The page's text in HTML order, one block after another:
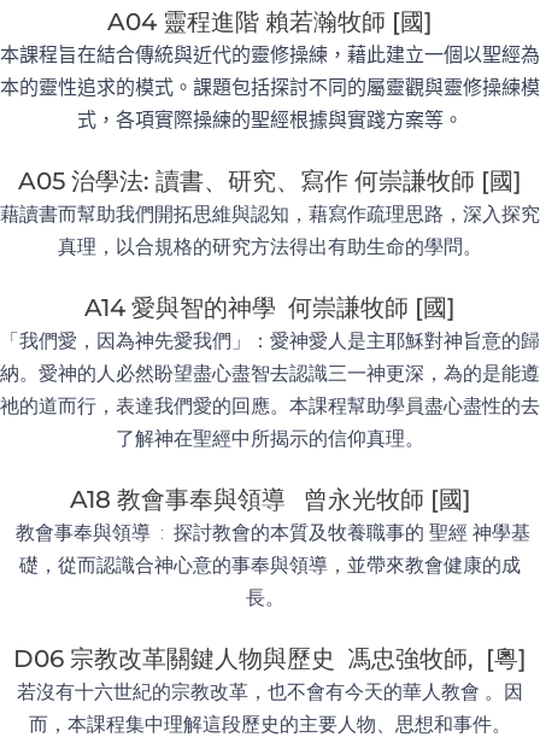
A04 靈程進階 賴若瀚牧師 [國]
本課程旨在結合傳統與近代的靈修操練， 藉此建立一個以聖經為
本的靈性追求的模式。 課題包括探討不同的屬靈觀與靈修操練模
式， 各項實際操練的聖經根據與實踐方案等。
A05 治學法: 讀書、研究、寫作 何崇謙牧師 [國]
藉讀書而幫助我們開拓思維與認知，藉寫作疏理思路，深入探究
真理，以合規格的研究方法得出有助生命的學問。
A14 愛與智的神學 何崇謙牧師 [國]
「我們愛，因為神先愛我們」：愛神愛人是主耶穌對神旨意的歸
納。愛神的人必然盼望盡心盡智去認識三一神更深，為的是能遵
祂的道而行，表達我們愛的回應。本課程幫助學員盡心盡性的去
了解神在聖經中所揭示的信仰真理。
A18 教會事奉與領導 曾永光牧師 [國]
教會事奉與領導 : 探討教會的本質及牧養職事的 聖經 神學基
礎，從而認識合神心意的事奉與領導，並帶來教會健康的成
長。
D06 宗教改革關鍵人物與歷史 馮忠強牧師, [粵]
若沒有十六世紀的宗教改革，也不會有今天的華人教會 。因
而，本課程集中理解這段歷史的主要人物、思想和事件。